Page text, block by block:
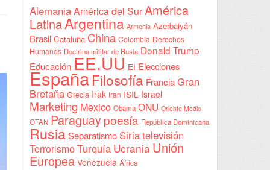
AlemaniaAmérica del SurAmérica
LatinaArgentina Armenia Azerbaiyán
Brasil Cataluña China Colombia Derechos
Humanos Doctrina militar de Rusia Donald Trump
EducaciónEE.UU EI Elecciones
EspañaFilosofía FranciaGran
Bretaña Grecia Irak Iran ISIL Israel
Marketing Mexico Obama ONU Oriente Medio
OTAN Paraguaypoesía República Dominicana
RusiaSeparatismo Siriatelevisión
Terrorismo Turquía Ucrania Unión
Europea Venezuela África